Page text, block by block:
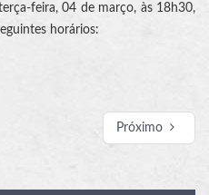
feira, 04 de março, às 18h30,
horários:
Próximo